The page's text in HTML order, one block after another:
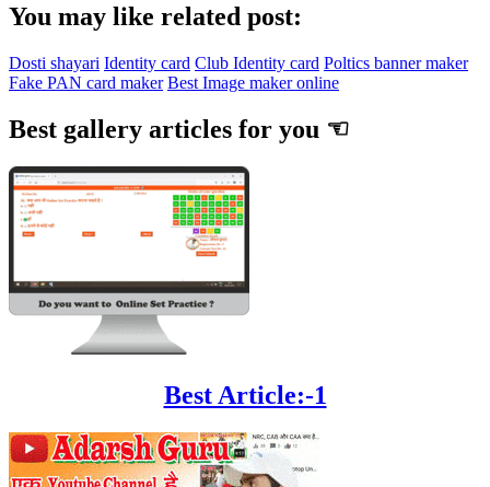
You may like related post:
Dosti shayari Identity card Club Identity card Poltics banner maker
Fake PAN card maker Best Image maker online
Best gallery articles for you ☜
Best Article:-1